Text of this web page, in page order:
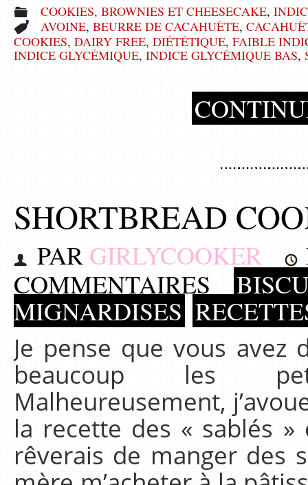
COOKIES, BROWNIES ET CHEESECAKE,
AVOINE, BEURRE DE CACAHUÈTE,
COOKIES, DAIRY FREE, DIÉTÉTIQUE, FAIBLE
INDICE GLYCÉMIQUE, INDICE GLYCÉMIQUE BAS,
SHORTBREAD
PAR GIRLYCOOKER
COMMENTAIRES
MIGNARDISES
Je pense que vous avez
beaucoup les
Malheureusement,
la recette des « sablés »
rêverais de manger des